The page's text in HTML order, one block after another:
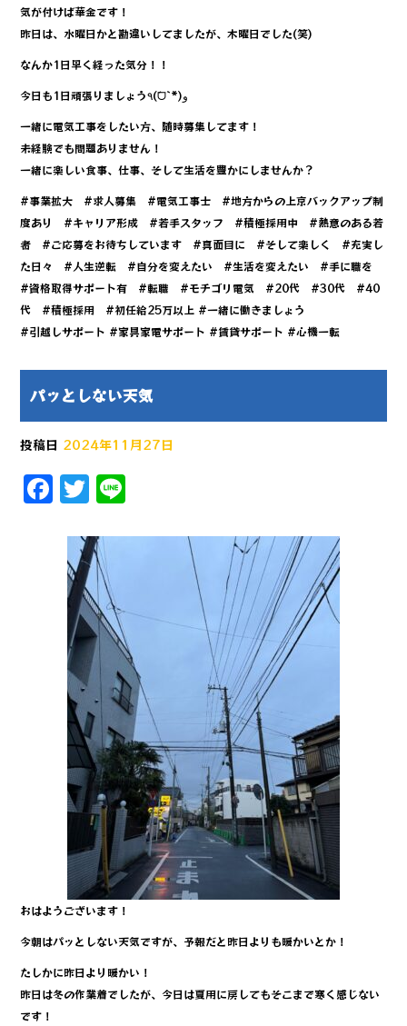
気が付けば華金です！
昨日は、水曜日かと勘違いしてましたが、木曜日でした(笑)
なんか1日早く経った気分！！
今日も1日頑張りましょう٩(ˊᗜˋ*)و
一緒に電気工事をしたい方、随時募集してます！
未経験でも問題ありません！
一緒に楽しい食事、仕事、そして生活を豊かにしませんか？
#事業拡大 #求人募集 #電気工事士 #地方からの上京バックアップ制
度あり #キャリア形成 #若手スタッフ #積極採用中 #熱意のある若
者 #ご応募をお待ちしています #真面目に #そして楽しく #充実し
た日々 #人生逆転 #自分を変えたい #生活を変えたい #手に職を
#資格取得サポート有 #転職 #モチゴリ電気 #20代 #30代 #40
代 #積極採用 #初任給25万以上 #一緒に働きましょう
#引越しサポート #家具家電サポート #賃貸サポート #心機一転
パッとしない天気
投稿日 2024年11月27日
F
a
c
e
b
o
o
k
T
w
it
te
r
e
おはようございます！
今朝はパッとしない天気ですが、予報だと昨日よりも暖かいとか！
たしかに昨日より暖かい！
昨日は冬の作業着でしたが、今日は夏用に戻してもそこまで寒く感じない
です！